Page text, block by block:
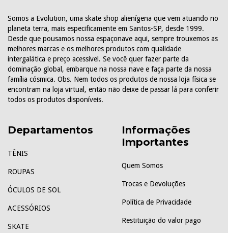
Somos a Evolution, uma skate shop alienígena que vem atuando no
planeta terra, mais especificamente em Santos-SP, desde 1999.
Desde que pousamos nossa espaçonave aqui, sempre trouxemos as
melhores marcas e os melhores produtos com qualidade
intergalática e preço acessível. Se você quer fazer parte da
dominação global, embarque na nossa nave e faça parte da nossa
família cósmica. Obs. Nem todos os produtos de nossa loja física se
encontram na loja virtual, então não deixe de passar lá para conferir
todos os produtos disponíveis.
Departamentos
TÊNIS
ROUPAS
ÓCULOS DE SOL
ACESSÓRIOS
SKATE
Informações
Importantes
Quem Somos
Trocas e Devoluções
Política de Privacidade
Restituição do valor pago